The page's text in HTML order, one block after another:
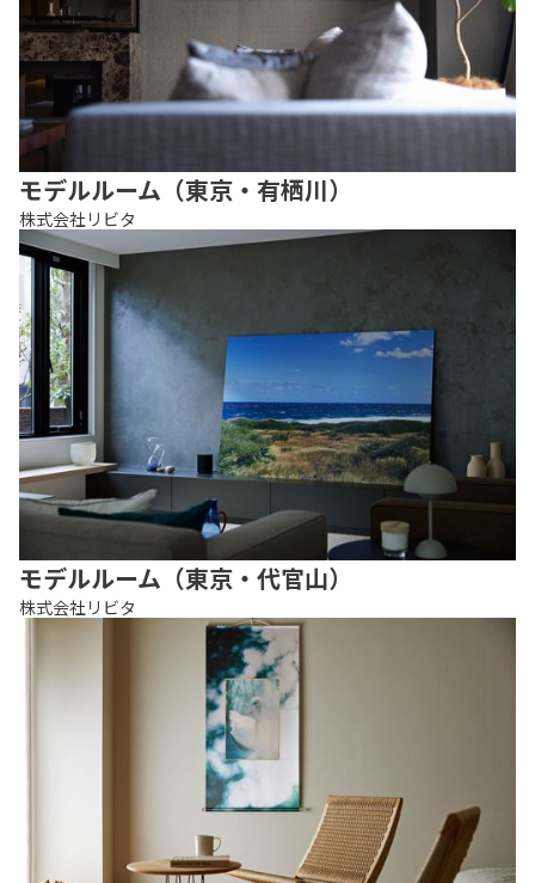
モデルルーム（東京・有栖川）
株式会社リビタ
モデルルーム（東京・代官山）
株式会社リビタ